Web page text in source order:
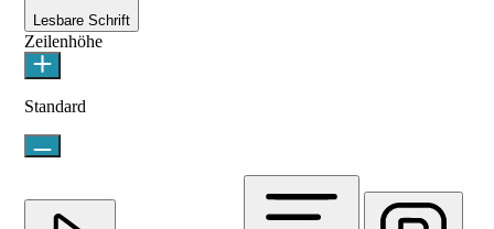
Lesbare Schrift
Zeilenhöhe
Standard